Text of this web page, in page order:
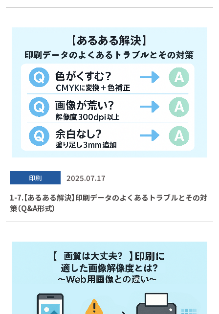
印刷
2025.07.17
1-7.【あるある解決】印刷データのよくあるトラブルとその対
策（Q&A形式）